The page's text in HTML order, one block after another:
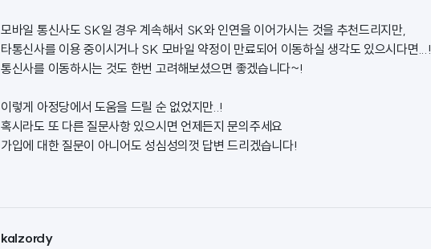
모바일 통신사도 SK일 경우 계속해서 SK와 인연을 이어가시는 것을 추천드리지만,
타통신사를 이용 중이시거나 SK 모바일 약정이 만료되어 이동하실 생각도 있으시다면...!
통신사를 이동하시는 것도 한번 고려해보셨으면 좋겠습니다~!
이렇게 아정당에서 도움을 드릴 순 없었지만..!
혹시라도 또 다른 질문사항 있으시면 언제든지 문의주세요
가입에 대한 질문이 아니어도 성심성의껏 답변 드리겠습니다!
kalzordy